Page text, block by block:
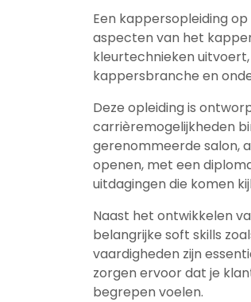
Een kappersopleiding
aspecten van het
kleurtechnieken
kappersbranche en
Deze opleiding is
carrièremogelijkheden
gerenommeerde salon,
openen, met een
uitdagingen die komen
Naast het ontwikkelen
belangrijke soft skills
vaardigheden zijn
zorgen ervoor dat je
begrepen voelen.